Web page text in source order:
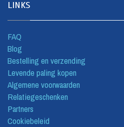
LINKS
FAQ
Blog
Bestelling en verzending
Levende paling kopen
Algemene voorwaarden
Relatiegeschenken
Partners
Cookiebeleid